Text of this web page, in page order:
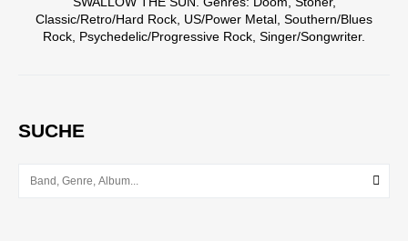
Classic/Retro/Hard Rock, US/Power Metal, Southern/Blues
Rock, Psychedelic/Progressive Rock, Singer/Songwriter.
SUCHE